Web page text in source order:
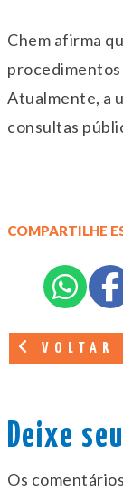
Chem afirma
Atualmente, a
consultas
COMPARTILHE
VOLTAR
Deixe
Os